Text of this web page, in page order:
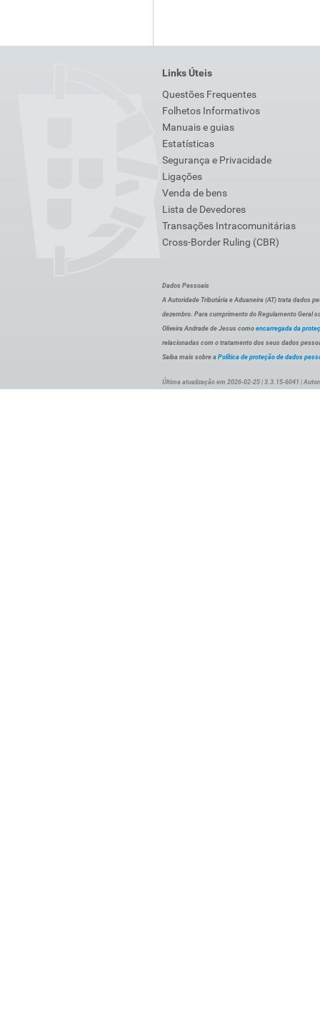
Links Úteis
Questões Frequentes
Folhetos Informativos
Manuais e guias
Estatísticas
Segurança e Privacidade
Ligações
Venda de bens
Lista de Devedores
Transações Intracomunitárias
Cross-Border Ruling (CBR)
Dados Pessoais
A Autoridade Tributária e Aduaneira (AT) trata dados
dezembro. Para cumprimento do Regulamento Geral
Oliveira Andrade de Jesus como encarregada da
relacionadas com o tratamento dos seus dados
Saiba mais sobre a Política de proteção de dados
Última atualização em 2026-02-25 | 3.3.15-6041 |